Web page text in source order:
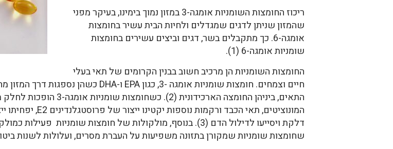
ריכוז החומצות השומניות אומגה-3 במזון נמוך בימינו, בעיקר מפני
שהמזון שניתן לדגים שמגדלים ולחיות הבית עשיר בחומצות
אומגה-6. כך מתקבלים בשר, דגים וביצים עשירים בחומצות
שומניות אומגה-6 (1).
החומצות השומניות הן מרכיב חשוב בבנין הקרומים של תאי בעלי
התאים, ביניהן החומצה
שחומצות שומניות שמקורן בתזונה משפיעות על העברת מסרים, ועלולות לשנות ביטוי